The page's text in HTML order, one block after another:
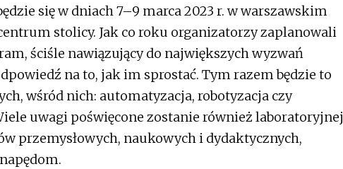
się w dniach 7–9 marca 2023 r. w warszawskim
stolicy. Jak co roku organizatorzy zaplanowali
ściśle nawiązujący do największych wyzwań
na to, jak im sprostać. Tym razem będzie to
wśród nich: automatyzacja, robotyzacja czy
uwagi poświęcone zostanie również laboratoryjnej
przemysłowych, naukowych i dydaktycznych,